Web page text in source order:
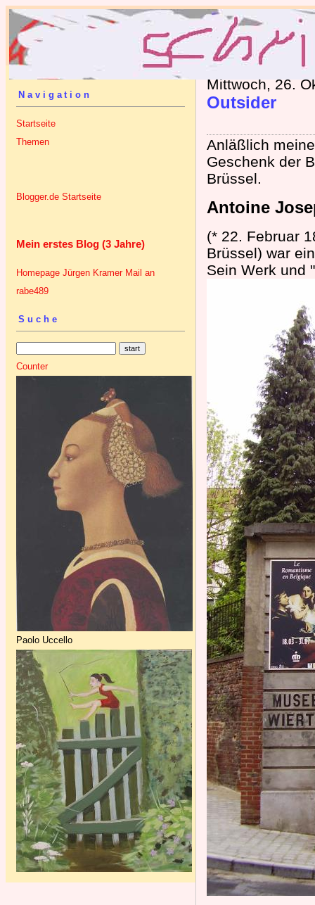
Navigation
Startseite
Themen
Blogger.de Startseite
Mein erstes Blog (3 Jahre)
Homepage Jürgen Kramer Mail an
rabe489
Suche
Counter
Paolo Uccello
Mittwoch, 26.
Outsider
Anläßlich
Geschenk der
Brüssel.
Antoine
(* 22. Februar
Brüssel) war
Sein Werk und